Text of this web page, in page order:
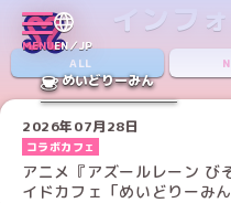
MENUEN／JP
めいどりーみん
インフ
ALL
2026年07月28日
コラボカフェ
アニメ『アズールレーン び
イドカフェ「めいどりーみ